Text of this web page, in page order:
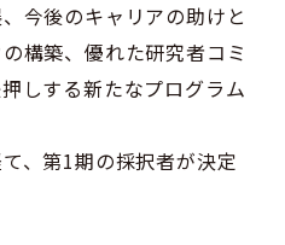
今後のキャリアの助けと
構築、優れた研究者コミ
しする新たなプログラム
、第1期の採択者が決定